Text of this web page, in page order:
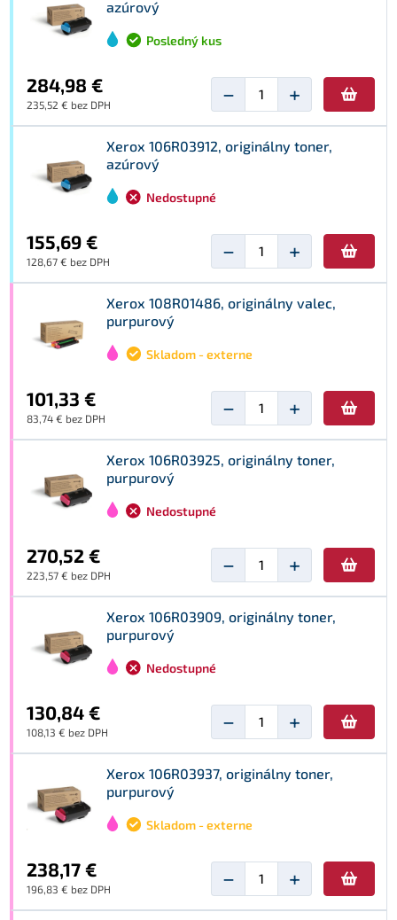
azúrový
Posledný kus
284,98 €
235,52 € bez DPH − +
Xerox 106R03912, originálny toner,
azúrový
Nedostupné
155,69 €
128,67 € bez DPH − +
Xerox 108R01486, originálny valec,
purpurový
Skladom - externe
101,33 €
83,74 € bez DPH − +
Xerox 106R03925, originálny toner,
purpurový
Nedostupné
270,52 €
223,57 € bez DPH − +
Xerox 106R03909, originálny toner,
purpurový
Nedostupné
130,84 €
108,13 € bez DPH − +
Xerox 106R03937, originálny toner,
purpurový
Skladom - externe
238,17 €
196,83 € bez DPH − +